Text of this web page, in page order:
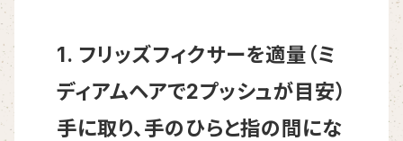
1. フリッズフィクサーを適量（ミ
ディアムヘアで2プッシュが目安）
手に取り、手のひらと指の間にな